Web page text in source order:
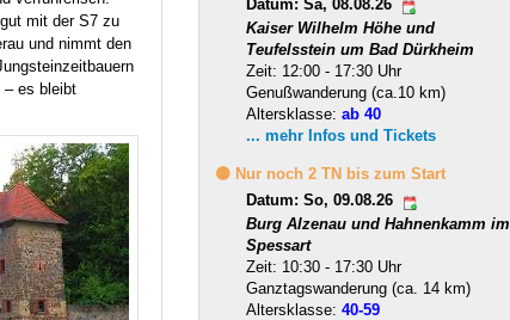
mit der S7 zu
und nimmt den
– es bleibt
Datum: Sa, 08.08.26
Kaiser Wilhelm Höhe und
Teufelsstein um Bad Dürkheim
Zeit: 12:00 - 17:30 Uhr
Genußwanderung (ca.10 km)
Altersklasse:ab 40
... mehr Infos und Tickets
🟡 Nur noch 2 TN bis zum Start
Datum: So, 09.08.26
Burg Alzenau und Hahnenkamm im
Spessart
Zeit: 10:30 - 17:30 Uhr
Ganztagswanderung (ca. 14 km)
Altersklasse:40-59